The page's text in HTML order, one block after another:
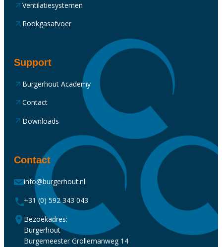
Ventilatiesystemen
Rookgasafvoer
Support
Burgerhout Academy
Contact
Downloads
Contact
info@burgerhout.nl
+31 (0) 592 343 043
Bezoekadres:
Burgerhout
Burgemeester Grollemanweg 14